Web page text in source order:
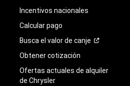
Incentivos nacionales
Calcular pago
Busca el valor de canje
Obtener cotización
Ofertas actuales de alquiler
de Chrysler